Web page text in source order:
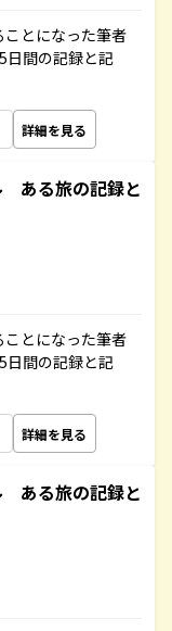
とになった筆者
日間の記録と記
詳細を見る
ある旅の記録と
とになった筆者
日間の記録と記
詳細を見る
ある旅の記録と